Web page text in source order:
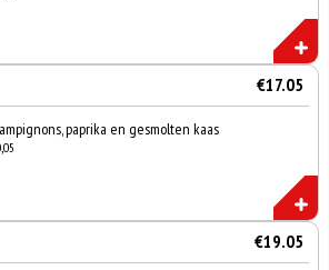
€17.05
paprika en gesmolten kaas
€19.05